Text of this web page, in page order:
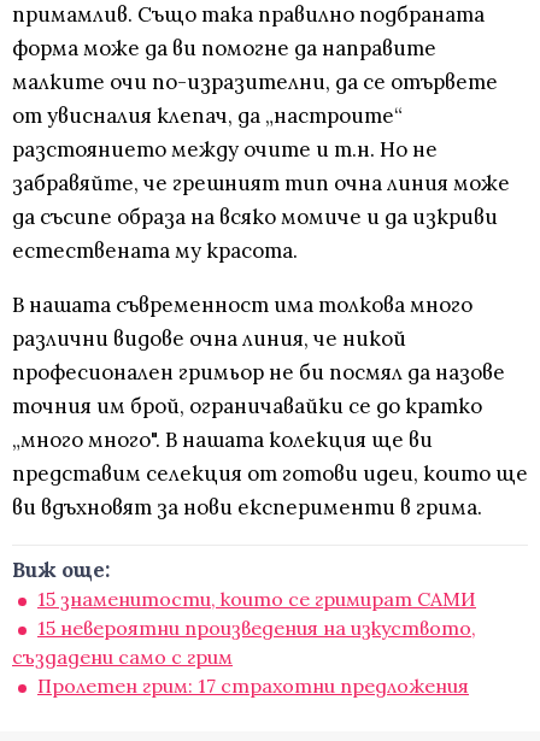
примамлив. Също така правилно подбраната
форма може да ви помогне да направите
малките очи по-изразителни, да се отървете
от увисналия клепач, да „настроите“
разстоянието между очите и т.н. Но не
забравяйте, че грешният тип очна линия може
да съсипе образа на всяко момиче и да изкриви
естествената му красота.
В нашата съвременност има толкова много
различни видове очна линия, че никой
професионален гримьор не би посмял да назове
точния им брой, ограничавайки се до кратко
„много много". В нашата колекция ще ви
представим селекция от готови идеи, които ще
ви вдъхновят за нови експерименти в грима.
Виж още:
15 знаменитости, които се гримират САМИ
15 невероятни произведения на изкуството,
създадени само с грим
Пролетен грим: 17 страхотни предложения